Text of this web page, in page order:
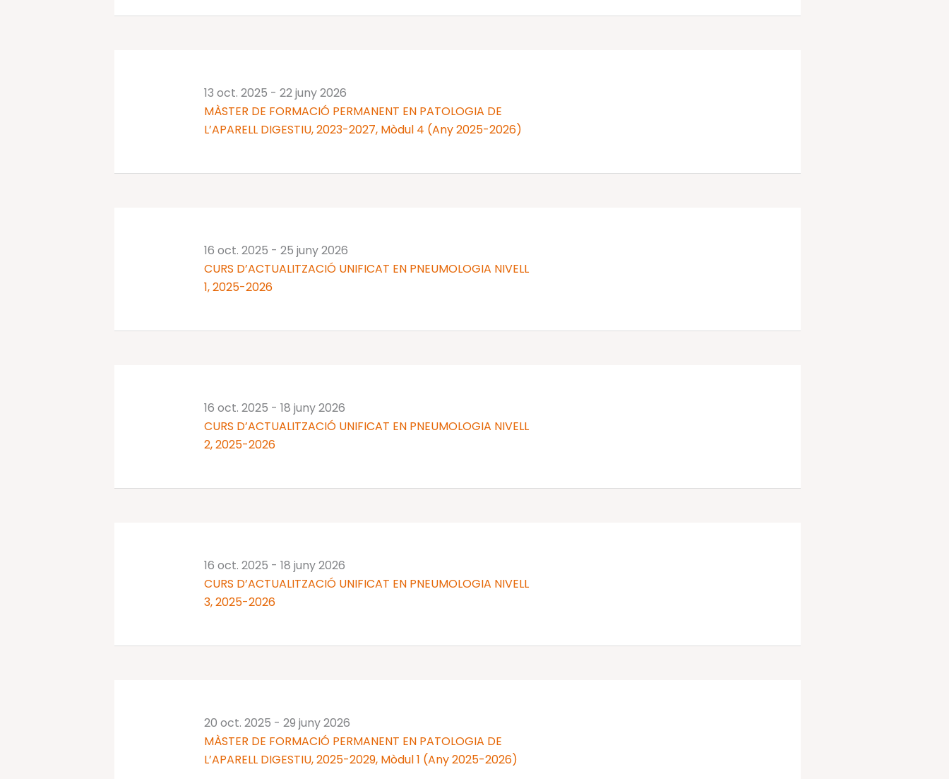
MÀSTER DE FORMACIÓ PERMANENT EN PATOLOGIA DE
L’APARELL DIGESTIU, 2023-2027, Mòdul 4 (Any 2025-2026)
13 oct. 2025 - 22 juny 2026
CURS D’ACTUALITZACIÓ UNIFICAT EN PNEUMOLOGIA NIVELL
1, 2025-2026
16 oct. 2025 - 25 juny 2026
CURS D’ACTUALITZACIÓ UNIFICAT EN PNEUMOLOGIA NIVELL
2, 2025-2026
16 oct. 2025 - 18 juny 2026
CURS D’ACTUALITZACIÓ UNIFICAT EN PNEUMOLOGIA NIVELL
3, 2025-2026
16 oct. 2025 - 18 juny 2026
MÀSTER DE FORMACIÓ PERMANENT EN PATOLOGIA DE
L’APARELL DIGESTIU, 2025-2029, Mòdul 1 (Any 2025-2026)
20 oct. 2025 - 29 juny 2026